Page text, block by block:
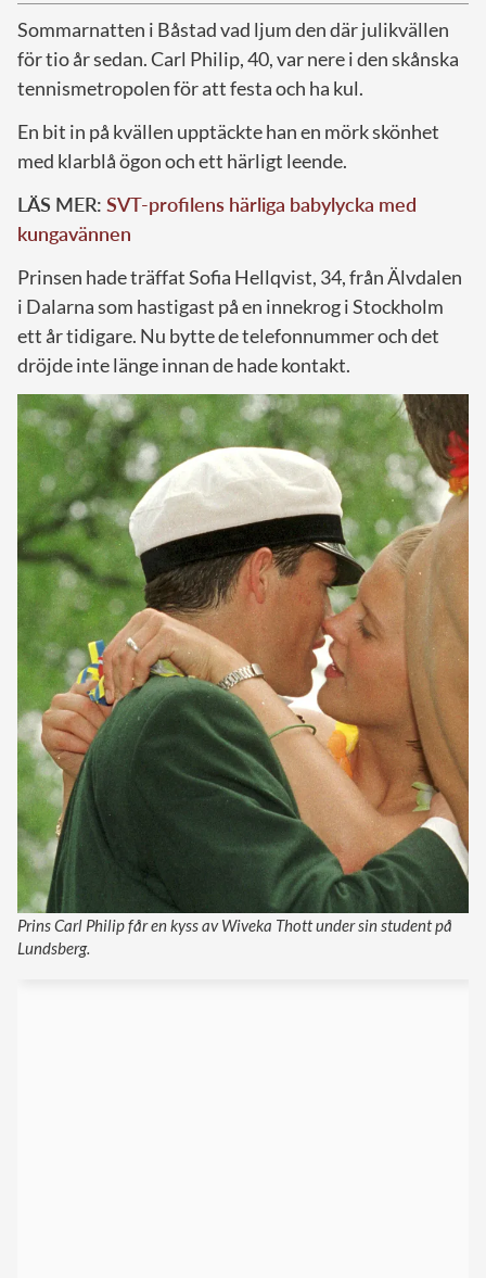
Sommarnatten i Båstad vad ljum den där julikvällen
för tio år sedan. Carl Philip, 40, var nere i den skånska
tennismetropolen för att festa och ha kul.
En bit in på kvällen upptäckte han en mörk skönhet
med klarblå ögon och ett härligt leende.
LÄS MER: SVT-profilens härliga babylycka med
kungavännen
Prinsen hade träffat Sofia Hellqvist, 34, från Älvdalen
i Dalarna som hastigast på en innekrog i Stockholm
ett år tidigare. Nu bytte de telefonnummer och det
dröjde inte länge innan de hade kontakt.
Prins Carl Philip får en kyss av Wiveka Thott under sin student på
Lundsberg.